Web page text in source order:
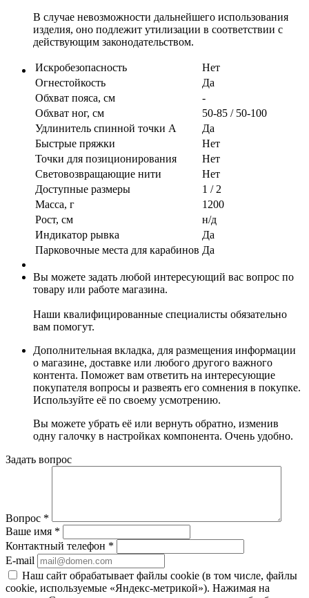
В случае невозможности дальнейшего использования
изделия, оно подлежит утилизации в соответствии с
действующим законодательством.
Искробезопасность
Нет
Огнестойкость
Да
Обхват пояса, см
-
Обхват ног, см
50-85 / 50-100
Удлинитель спинной точки А
Да
Быстрые пряжки
Нет
Точки для позиционирования
Нет
Световозвращающие нити
Нет
Доступные размеры
1 / 2
Масса, г
1200
Рост, см
н/д
Индикатор рывка
Да
Парковочные места для карабинов Да
Вы можете задать любой интересующий вас вопрос по
товару или работе магазина.
Наши квалифицированные специалисты обязательно
вам помогут.
Дополнительная вкладка, для размещения информации
о магазине, доставке или любого другого важного
контента. Поможет вам ответить на интересующие
покупателя вопросы и развеять его сомнения в покупке.
Используйте её по своему усмотрению.
Вы можете убрать её или вернуть обратно, изменив
одну галочку в настройках компонента. Очень удобно.
Задать вопрос
Вопрос *
Ваше имя *
Контактный телефон *
E-mail
Наш сайт обрабатывает файлы cookie (в том числе, файлы
cookie, используемые «Яндекс-метрикой»). Нажимая на